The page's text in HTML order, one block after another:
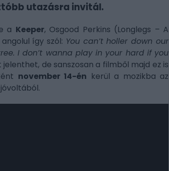
utazásra invitál.
a Keeper, Osgood Perkins (Longlegs – A
így szól: You can’t holler down our
I don’t wanna play in your hard if you
jelenthet, de sanszosan a filmből majd ez is
november 14-én kerül a mozikba az